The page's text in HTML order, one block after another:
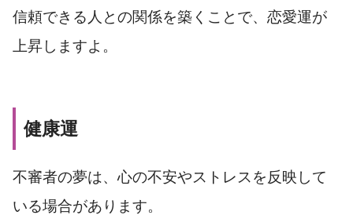
信頼できる人との関係を築くことで、恋愛運が
上昇しますよ。
健康運
不審者の夢は、心の不安やストレスを反映して
いる場合があります。